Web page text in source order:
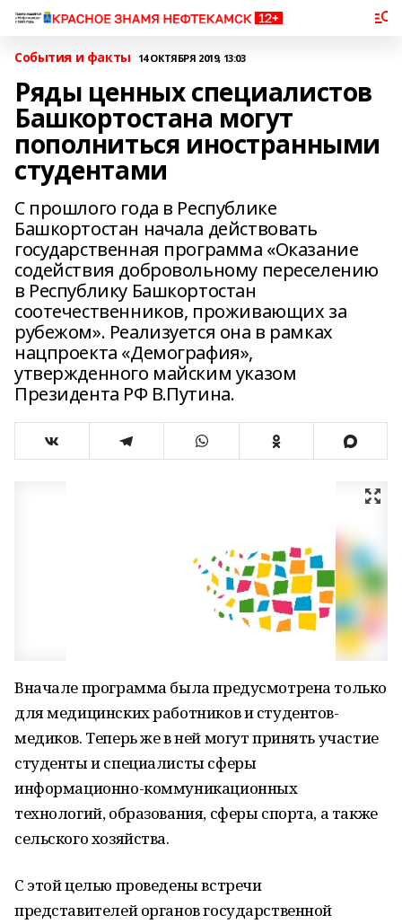
События и факты 14 ОКТЯБРЯ 2019, 13:03
Ряды ценных специалистов
Башкортостана могут
пополниться иностранными
студентами
С прошлого года в Республике
Башкортостан начала действовать
государственная программа «Оказание
содействия добровольному переселению
в Республику Башкортостан
соотечественников, проживающих за
рубежом». Реализуется она в рамках
нацпроекта «Демография»,
утвержденного майским указом
Президента РФ В.Путина.
Вначале программа была предусмотрена только
для медицинских работников и студентов-
медиков. Теперь же в ней могут принять участие
студенты и специалисты сферы
информационно-коммуникационных
технологий, образования, сферы спорта, а также
сельского хозяйства.
С этой целью проведены встречи
представителей органов государственной